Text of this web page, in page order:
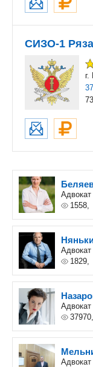
СИЗО-1
Адвокат
1558,
Адвокат
1829,
Адвокат
37970,
Адвокат